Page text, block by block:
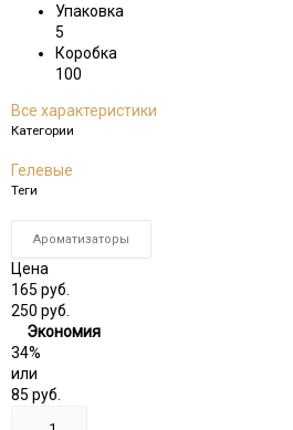
Упаковка
5
Коробка
100
Все характеристики
Категории
Гелевые
Теги
Ароматизаторы
Цена
165 руб.
250 руб.
Экономия
34%
или
85 руб.